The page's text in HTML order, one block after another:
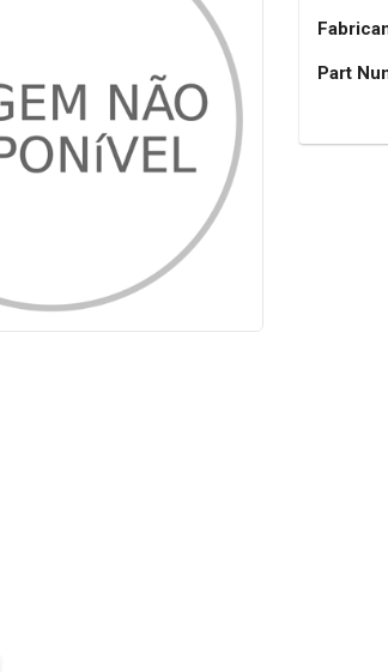
Part